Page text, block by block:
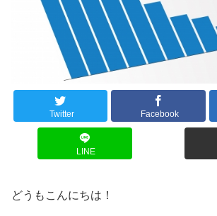
Twitter Facebook
LINE
どうもこんにちは！